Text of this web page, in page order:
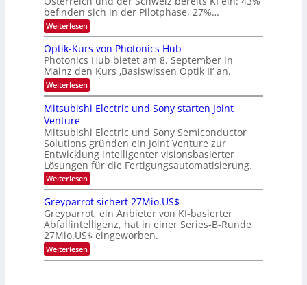
a
r
k
e
W
a
c
h
s
u
i
m
e
r
s
t
e
n
H
a
l
b
j
a
-
H
e
r
a
e
u
s
-
S
e
n
a
r
befinden sich in der Pilotphase, 27%…
Weiterlesen:
K
-
E
i
n
s
t
n
m
m
t
i
n
d
e
r
D
A
C
H
Optik-Kurs von Photonics Hub
Photonics Hub bietet am 8. September in
Mainz den Kurs ‚Basiswissen Optik II‘ an.
Weiterlesen:
O
p
t
k
-
K
u
r
s
v
o
n
P
h
o
t
o
Mitsubishi Electric und Sony starten Joint
Venture
Mitsubishi Electric und Sony Semiconductor
Solutions gründen ein Joint Venture zur
Entwicklung intelligenter visionsbasierter
Lösungen für die Fertigungsautomatisierung.
Weiterlesen:
M
t
s
u
b
i
s
h
Greyparrot sichert 27Mio.US$
Greyparrot, ein Anbieter von KI-basierter
Abfallintelligenz, hat in einer Series-B-Runde
27Mio.US$ eingeworben.
Weiterlesen:
G